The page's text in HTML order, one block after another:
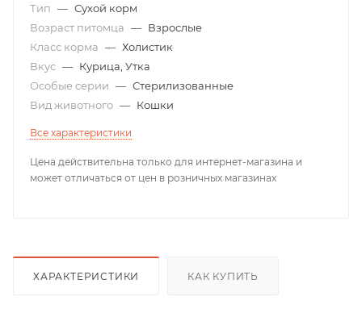
Тип — Сухой корм
Возраст питомца — Взрослые
Класс корма — Холистик
Вкус — Курица, Утка
Особые серии — Стерилизованные
Вид животного — Кошки
Все характеристики
Цена действительна только для интернет-магазина и
может отличаться от цен в розничных магазинах
ХАРАКТЕРИСТИКИ КАК КУПИТЬ